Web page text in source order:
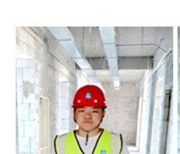
设计，在激烈角逐中脱颖而出，
所顶尖高校同台获此殊荣，实
学院参赛以来最好成绩。本次大
框架下的国家A类赛事，也是国